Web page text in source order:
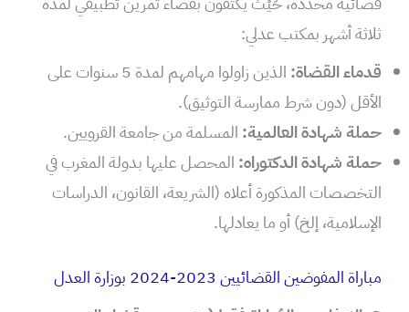
ثلاثة أشهر بمكتب عدلي:
قدماء القضاة:
الذين زاولوا مهامهم لمدة 5 سنوات على
الأقل (دون شرط ممارسة التوثيق).
حملة شهادة العالمية: المسلمة من جامعة القرويين.
حملة شهادة الدكتوراه: المحصل عليها بدولة المغرب في
التخصصات المذكورة أعلاه (الشريعة، القانون، الدراسات
الإسلامية، إلخ) أو ما يعادلها.
مباراة المفوضين القضائيين 2023-2024 بوزارة العدل